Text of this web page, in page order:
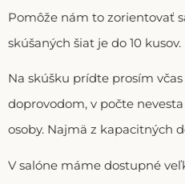
Pomôže nám to zorientovať
skúšaných šiat je do 10 kusov.
Na skúšku prídte prosím
doprovodom, v počte
osoby. Najmä z kapacitných
V salóne máme dostupné